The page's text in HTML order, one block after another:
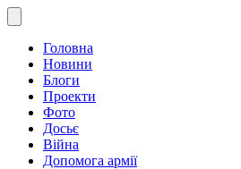
Головна
Новини
Блоги
Проекти
Фото
Досьє
Війна
Допомога армії